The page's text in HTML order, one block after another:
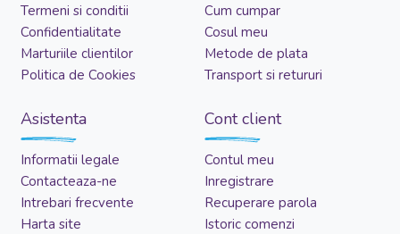
Termeni si conditii
Confidentialitate
Marturiile clientilor
Politica de Cookies
Cum cumpar
Cosul meu
Metode de plata
Transport si retururi
Asistenta
Informatii legale
Contacteaza-ne
Intrebari frecvente
Harta site
Cont client
Contul meu
Inregistrare
Recuperare parola
Istoric comenzi